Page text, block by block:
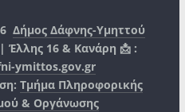
Δήμος Δάφνης-Υμηττού
Έλλης 16 & Κανάρη 📩 :
ymittos.gov.gr
Τμήμα Πληροφορικής
& Οργάνωσης